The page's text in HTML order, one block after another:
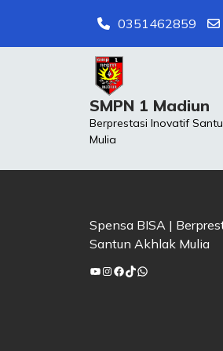
content
0351462859
SMPN 1 Madiun
Berprestasi Inovatif
Mulia
Spensa BISA |
Santun Akhlak Mulia
YouTube
Instagram
Facebook
TikTok
WhatsApp